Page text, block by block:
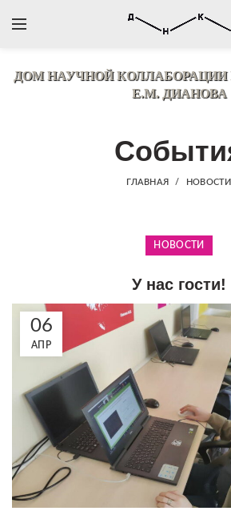
ДОМ НАУЧНОЙ КОЛЛАБОРАЦИИ
Е.М. ДИАНОВА
ГЛАВНАЯ НОВОСТИ
НОВОСТИ
У нас гости!
06
АПР